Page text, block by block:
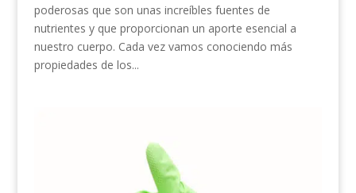
poderosas que son unas increíbles fuentes de
nutrientes y que proporcionan un aporte esencial a
nuestro cuerpo. Cada vez vamos conociendo más
propiedades de los...